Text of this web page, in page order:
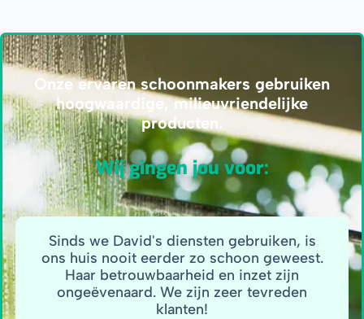
Onze ervaren schoonmakers gebruiken
hoogwaardige, milieuvriendelijke
producten.
Wij gingen jou voor:
Sinds we David's diensten gebruiken, is
ons huis nooit eerder zo schoon geweest.
Haar betrouwbaarheid en inzet zijn
ongeëvenaard. We zijn zeer tevreden
klanten!